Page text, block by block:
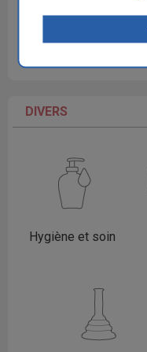
nuit
DIVERS
Hygiène et soin